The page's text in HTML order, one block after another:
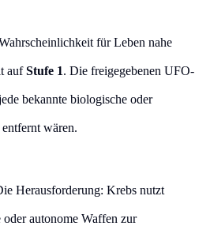
für Leben nahe
aufStufe 1. Die freigegebenen UFO-
bekannte biologische oder
wären.
Herausforderung: Krebs nutzt
autonome Waffen zur